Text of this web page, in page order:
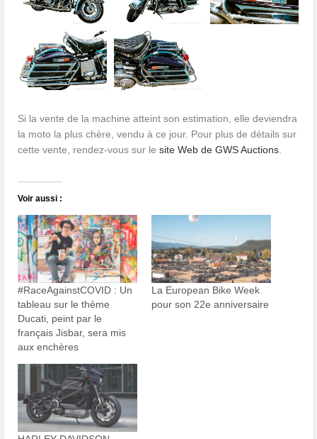
Si la vente de la machine atteint son estimation, elle deviendra
la moto la plus chère, vendu à ce jour. Pour plus de détails sur
cette vente, rendez-vous sur lesite Web de GWS Auctions
Voir aussi :
#RaceAgainstCOVID : Un
tableau sur le thème
Ducati, peint par le
français Jisbar, sera mis
aux enchères
La European Bike Week
pour son 22e anniversaire